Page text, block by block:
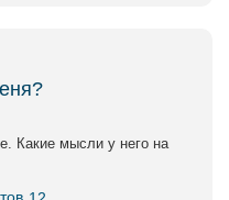
Какие мысли у него на